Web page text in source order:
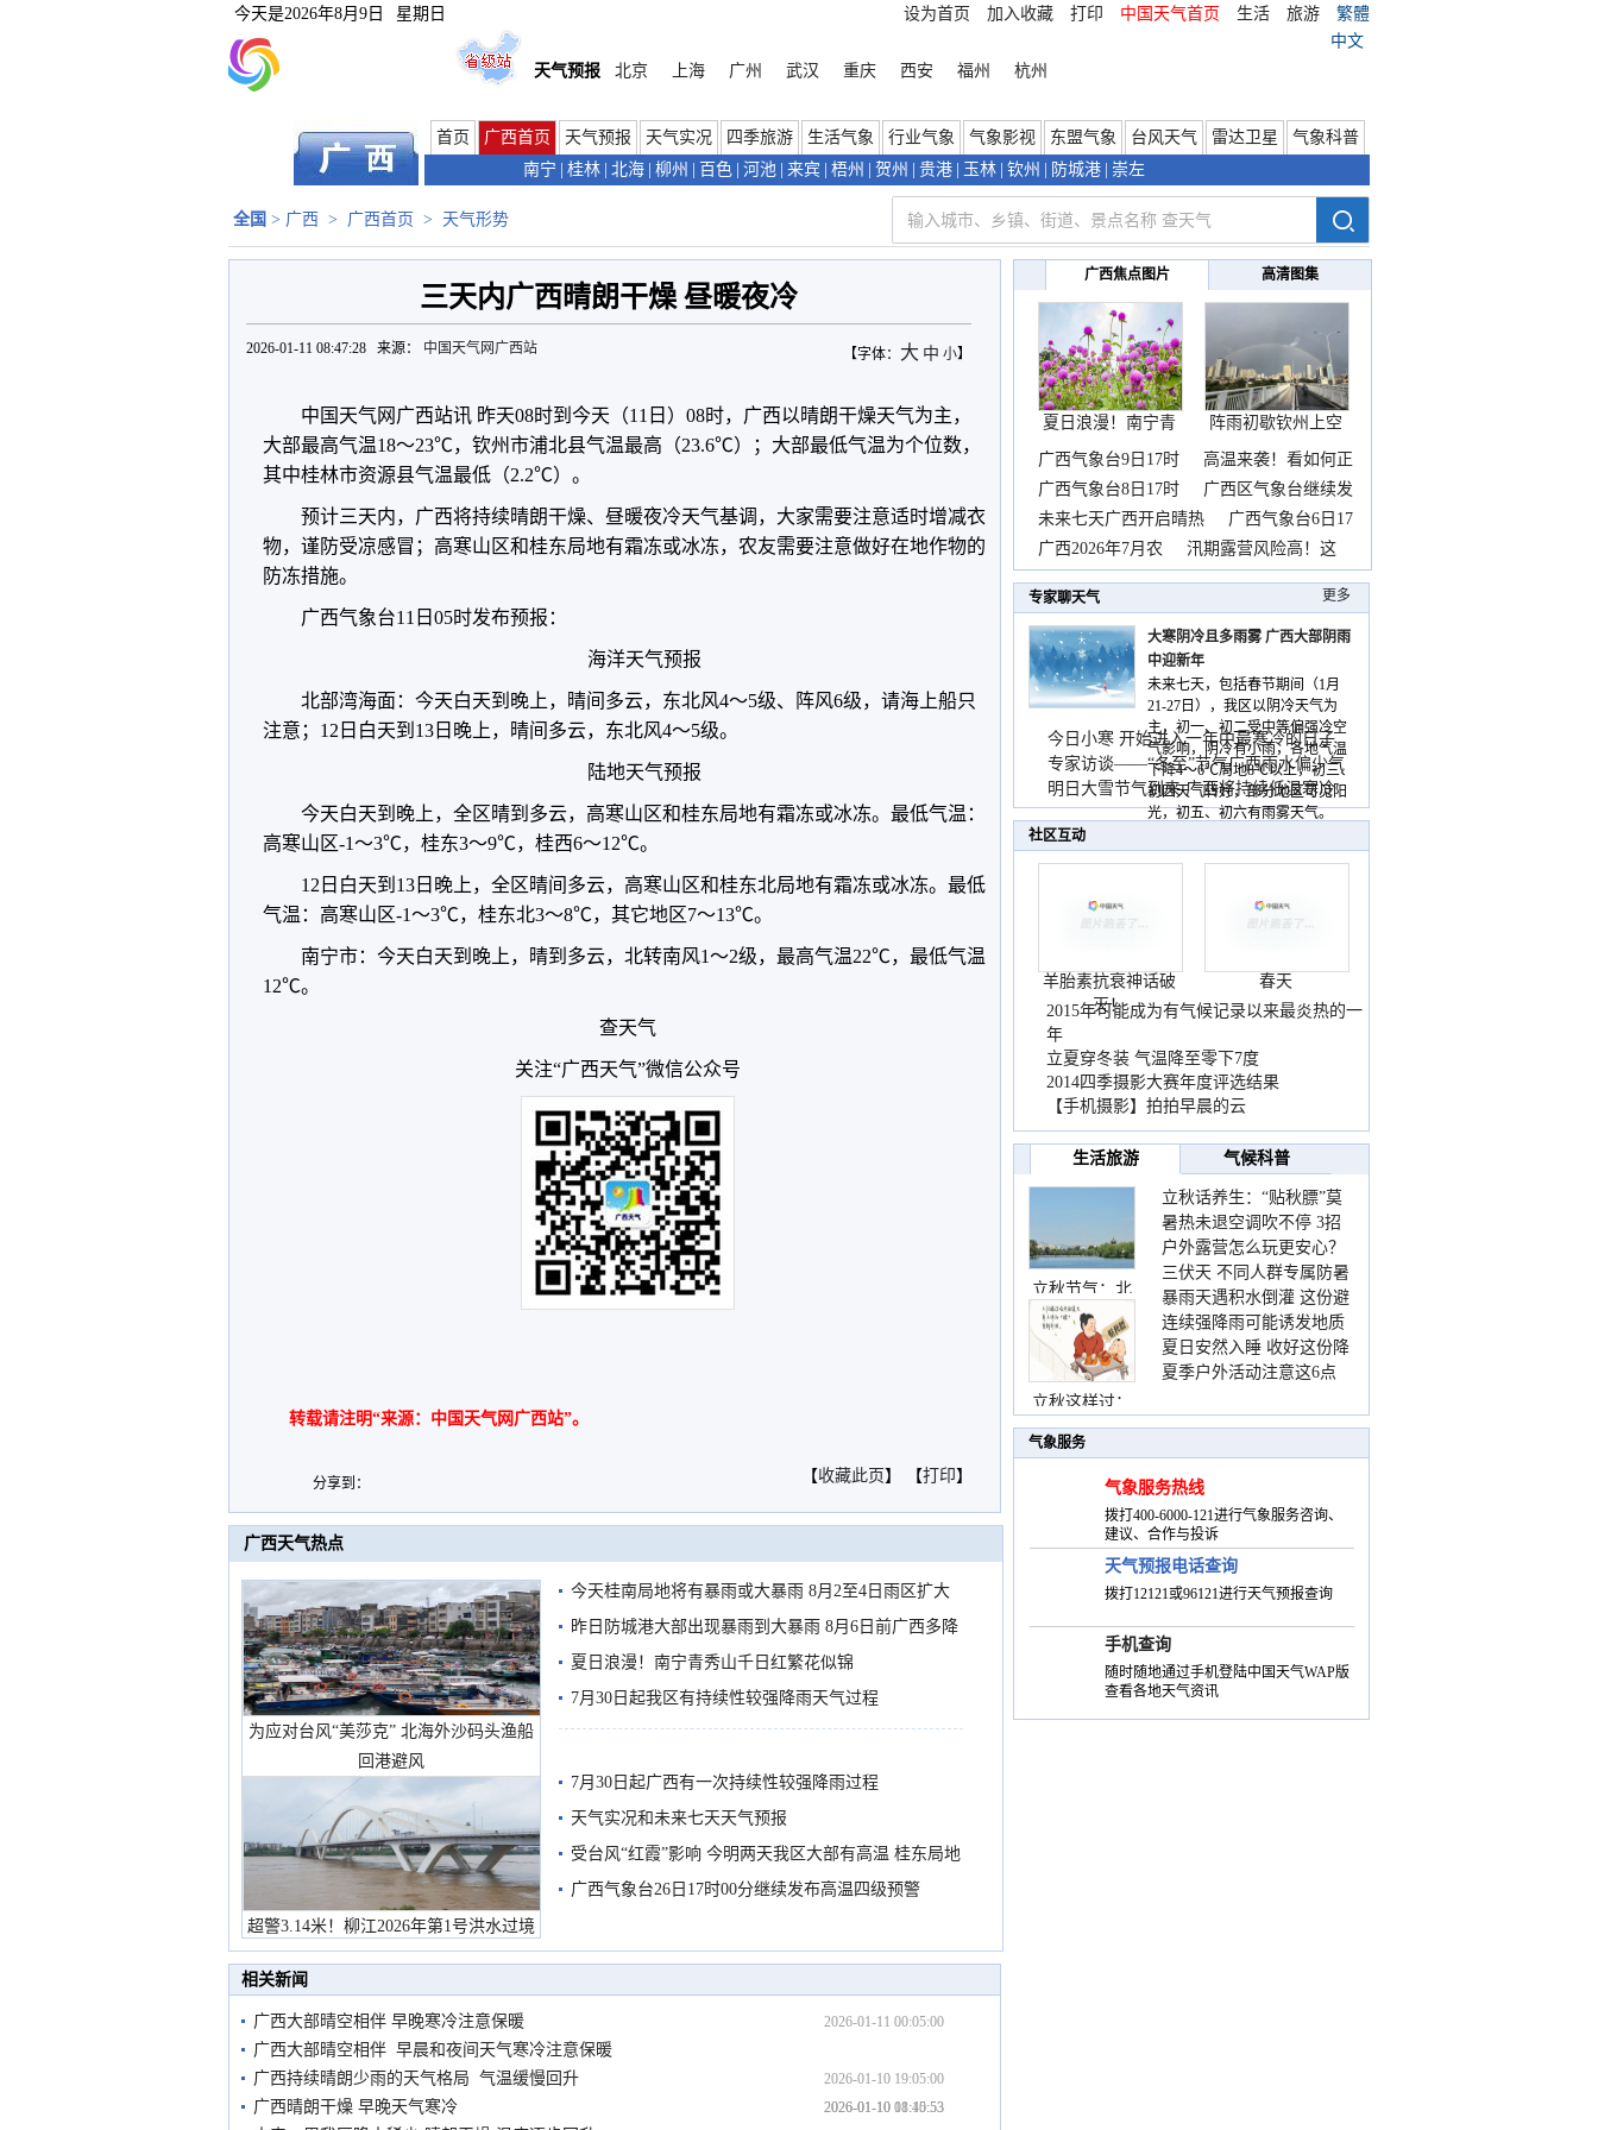
今天是2026年8月9日 星期日 设为首页 加入收藏 打印 中国天气首页 生活 旅游
繁體
中文
天气预报
北京 上海 广州 武汉 重庆 西安 福州 杭州
首页 广西首页 天气预报 天气实况 四季旅游 生活气象 行业气象 气象影视 东盟气象 台风天气 雷达卫星
气象科普
南宁
桂林 北海 柳州 百色 河池 来宾 梧州 贺州 贵港 玉林 钦州 防城港 崇左
全国 > 广西 > 广西首页 > 天气形势
三天内广西晴朗干燥 昼暖夜冷
【字体： 大 中 小】
2026-01-11 08:47:28 来源： 中国天气网广西站
中国天气网广西站讯 昨天08时到今天（11日）08时，广西以晴朗干燥天气为主，
大部最高气温18～23℃，钦州市浦北县气温最高（23.6℃）；大部最低气温为个位数，
其中桂林市资源县气温最低（2.2℃）。
预计三天内，广西将持续晴朗干燥、昼暖夜冷天气基调，大家需要注意适时增减衣
物，谨防受凉感冒；高寒山区和桂东局地有霜冻或冰冻，农友需要注意做好在地作物的
防冻措施。
广西气象台11日05时发布预报：
海洋天气预报
北部湾海面：今天白天到晚上，晴间多云，东北风4～5级、阵风6级，请海上船只
注意；12日白天到13日晚上，晴间多云，东北风4～5级。
陆地天气预报
今天白天到晚上，全区晴到多云，高寒山区和桂东局地有霜冻或冰冻。最低气温：
高寒山区-1～3℃，桂东3～9℃，桂西6～12℃。
12日白天到13日晚上，全区晴间多云，高寒山区和桂东北局地有霜冻或冰冻。最低
气温：高寒山区-1～3℃，桂东北3～8℃，其它地区7～13℃。
南宁市：今天白天到晚上，晴到多云，北转南风1～2级，最高气温22℃，最低气温
12℃。
查天气
关注“广西天气”微信公众号
转载请注明“来源：中国天气网广西站”。
分享到： 【收藏此页 】 【打印】
广西天气热点
为应对台风“美莎克” 北海外沙码头渔船
回港避风
超警3.14米！柳江2026年第1号洪水过境
市民在堤岸见证汛况
今天桂南局地将有暴雨或大暴雨 8月2至4日雨区扩大
需继续防范
昨日防城港大部出现暴雨到大暴雨 8月6日前广西多降
雨
夏日浪漫！南宁青秀山千日红繁花似锦
7月30日起我区有持续性较强降雨天气过程
7月30日起广西有一次持续性较强降雨过程
天气实况和未来七天天气预报
受台风“红霞”影响 今明两天我区大部有高温 桂东局地
有较强降雨
广西气象台26日17时00分继续发布高温四级预警
相关新闻
广西大部晴空相伴 早晚寒冷注意保暖 2026-01-11 00:05:00
广西大部晴空相伴 早晨和夜间天气寒冷注意保暖
2026-01-10 19:05:00
广西持续晴朗少雨的天气格局 气温缓慢回升
2026-01-10 11:40:53
广西晴朗干燥 早晚天气寒冷 2026-01-10 08:15:53
广西焦点图片 高清图集
夏日浪漫！南宁青
秀山
阵雨初歇钦州上空
邂逅
广西气象台9日17时
高温来袭！看如何正
确
广西气象台8日17时
广西区气象台继续发
布
未来七天广西开启晴热
广西气象台6日17
时
广西2026年7月农
汛期露营风险高！这
份
专家聊天气 更多
大寒阴冷且多雨雾 广西大部阴雨
中迎新年
未来七天，包括春节期间（1月
21-27日），我区以阴冷天气为
主，初一、初二受中等偏强冷空
气影响，阴冷有小雨，各地气温
下降4～6℃局地8℃以上，初三、
初四天气转好，部分地区可见阳
光，初五、初六有雨雾天气。
今日小寒 开始进入一年中最寒冷的日子
专家访谈——“冬至”节气广西雨水偏少气
温低
明日大雪节气到来 广西将持续低温寒冷
天气
社区互动
羊胎素抗衰神话破
灭！
春天
2015年可能成为有气候记录以来最炎热的一
年
立夏穿冬装 气温降至零下7度
2014四季摄影大赛年度评选结果
【手机摄影】拍拍早晨的云
生活旅游 气候科普
立秋节气：北
立秋这样过：
立秋话养生：“贴秋膘”莫
着急 先清暑再防燥
暑热未退空调吹不停 3招
护住肩颈不酸痛
户外露营怎么玩更安心？
这份攻略请收好
三伏天 不同人群专属防暑
要点请收好
暴雨天遇积水倒灌 这份避
险提示请收好
连续强降雨可能诱发地质
灾害 这些前兆要知道
夏日安然入睡 收好这份降
温小贴士
夏季户外活动注意这6点
气象服务
气象服务热线
拨打400-6000-121进行气象服务咨询、
建议、合作与投诉
天气预报电话查询
拨打12121或96121进行天气预报查询
手机查询
随时随地通过手机登陆中国天气WAP版
查看各地天气资讯